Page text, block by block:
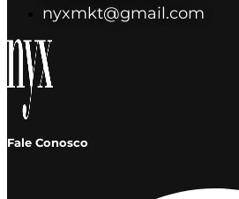
nyxmkt@gmail.com
Fale Conosco